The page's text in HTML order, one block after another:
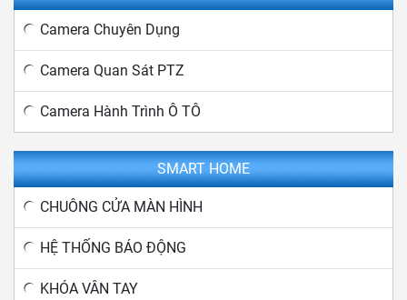
Camera Chuyên Dụng
Camera Quan Sát PTZ
Camera Hành Trình Ô TÔ
SMART HOME
CHUÔNG CỬA MÀN HÌNH
HỆ THỐNG BÁO ĐỘNG
KHÓA VÂN TAY